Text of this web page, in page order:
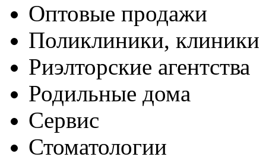
Оптовые продажи
Поликлиники, клиники
Риэлторские агентства
Родильные дома
Сервис
Стоматологии